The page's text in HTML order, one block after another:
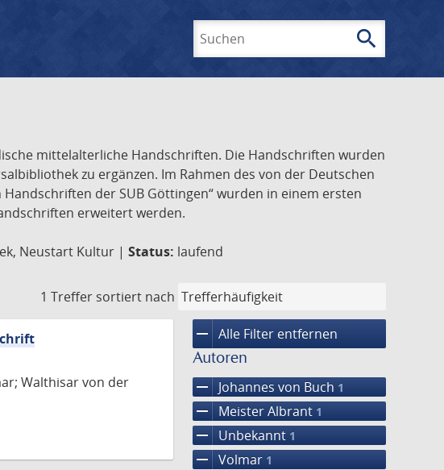
search
mittelalterliche Handschriften. Die Handschriften wurden
zu ergänzen. Im Rahmen des von der Deutschen
der SUB Göttingen“ wurden in einem ersten
erweitert werden.
Neustart Kultur | Status: laufend
1 Treffer sortiert nach
remove Alle Filter entfernen
Autoren
remove Johannes von Buch 1
remove Meister Albrant 1
remove Unbekannt 1
remove Volmar 1
Walthisar von der